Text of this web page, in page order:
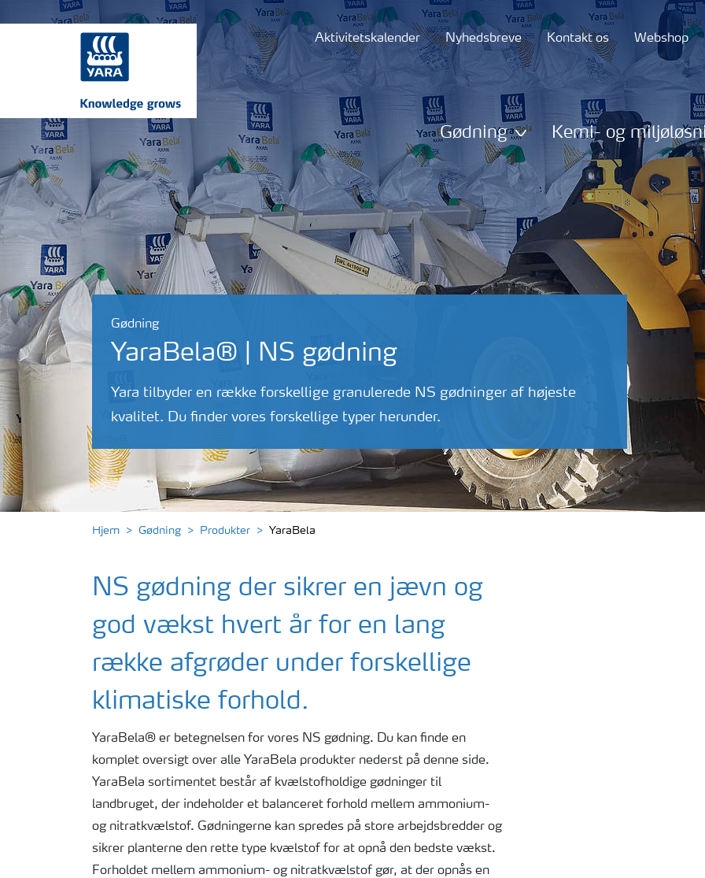
Aktivitetskalender Nyhedsbreve Kontakt os Webshop
Gødning Kemi- og
Gødning
YaraBela® | NS gødning
Yara tilbyder en række forskellige granulerede NS gødninger af højeste
kvalitet. Du finder vores forskellige typer herunder.
Hjem Gødning Produkter YaraBela
NS gødning der sikrer en jævn og
god vækst hvert år for en lang
række afgrøder under forskellige
klimatiske forhold.
YaraBela® er betegnelsen for vores NS gødning. Du kan finde en
komplet oversigt over alle YaraBela produkter nederst på denne side.
YaraBela sortimentet består af kvælstofholdige gødninger til
landbruget, der indeholder et balanceret forhold mellem ammonium-
og nitratkvælstof. Gødningerne kan spredes på store arbejdsbredder og
sikrer planterne den rette type kvælstof for at opnå den bedste vækst.
Forholdet mellem ammonium- og nitratkvælstof gør, at der opnås en